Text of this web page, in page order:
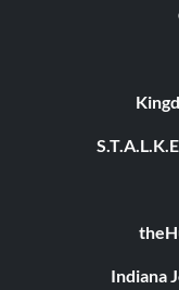
Indiana